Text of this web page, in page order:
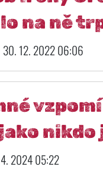
na ně
30. 12. 2022 06:06
nikdo
2024 05:22